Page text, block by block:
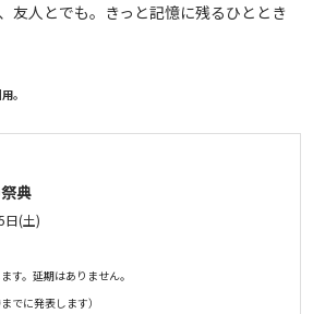
友人とでも。きっと記憶に残るひととき
。
典
日(土)
す。延期はありません。
でに発表します）